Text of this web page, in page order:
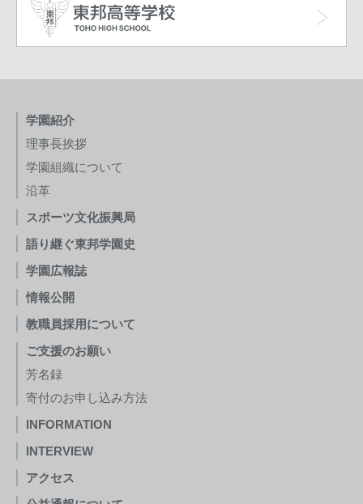
学園紹介
理事長挨拶
学園組織について
沿革
スポーツ文化振興局
語り継ぐ東邦学園史
学園広報誌
情報公開
教職員採用について
ご支援のお願い
芳名録
寄付のお申し込み方法
INFORMATION
INTERVIEW
アクセス